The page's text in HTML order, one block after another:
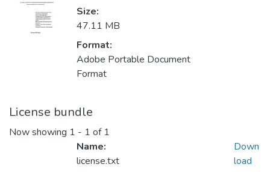
Size:
47.11 MB
Format:
Adobe Portable Document
Format
License bundle
Now showing 1 - 1 of 1
Name:
license.txt
Down
load